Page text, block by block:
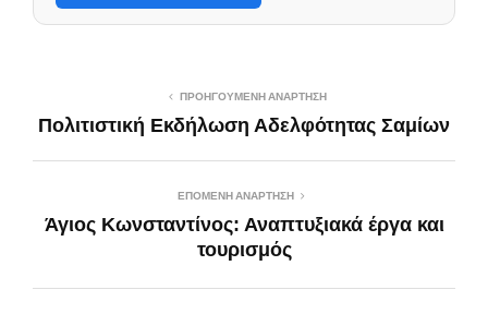
ΠΡΟΗΓΟΎΜΕΝΗ ΑΝΆΡΤΗΣΗ
Πολιτιστική Εκδήλωση Αδελφότητας Σαμίων
ΕΠΌΜΕΝΗ ΑΝΆΡΤΗΣΗ
Άγιος Κωνσταντίνος: Αναπτυξιακά έργα και
τουρισμός